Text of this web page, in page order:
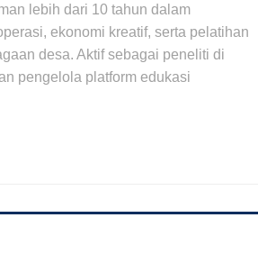
lebih dari 10 tahun dalam
ekonomi kreatif, serta pelatihan
desa. Aktif sebagai peneliti di
pengelola platform edukasi